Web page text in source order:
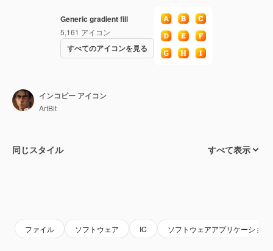
Generic gradient fill
5,161 アイコン
すべてのアイコンを見る
インコピー アイコン
ArtBit
同じスタイル すべて表示
ファイル ソフトウェア IC ソフトウェアアプリケーション